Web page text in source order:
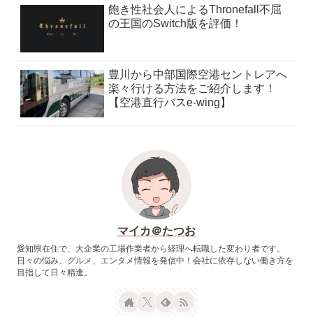
飽き性社会人によるThronefall不屈
の王国のSwitch版を評価！
豊川から中部国際空港セントレアへ
楽々行ける方法をご紹介します！
【空港直行バスe-wing】
マイカ＠たつお
愛知県在住で、大企業の工場作業者から経理へ転職した変わり者です。
日々の悩み、グルメ、エンタメ情報を発信中！会社に依存しない働き方を
目指して日々精進。